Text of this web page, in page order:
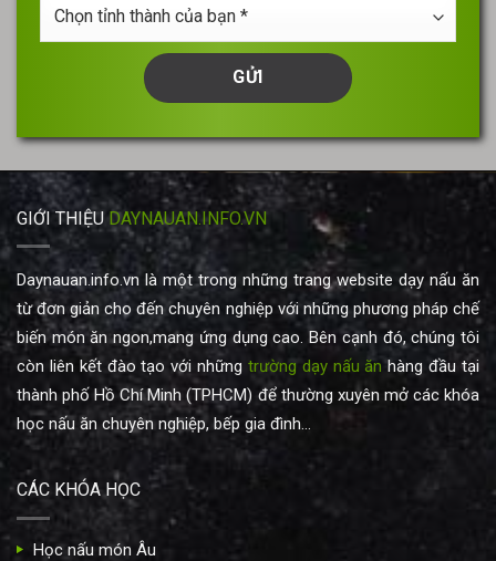
bạn
tỉnh
GIỚI THIỆUDAYNAUAN.INFO.VN
Daynauan.info.vn là một trong những trang website dạy nấu ăn
từ đơn giản cho đến chuyên nghiệp với những phương pháp chế
biến món ăn ngon,mang ứng dụng cao. Bên cạnh đó, chúng tôi
còn liên kết đào tạo với những trường dạy nấu ăn hàng đầu tại
thành phố Hồ Chí Minh (TPHCM) để thường xuyên mở các khóa
học nấu ăn chuyên nghiệp, bếp gia đình...
CÁC KHÓA HỌC
Học nấu món Âu